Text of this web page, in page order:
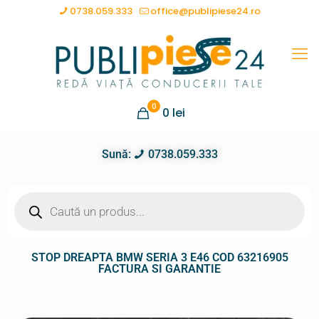
0738.059.333 office@publipiese24.ro
0 0 lei
Sună: 0738.059.333
STOP DREAPTA BMW SERIA 3 E46 COD 63216905
FACTURA SI GARANTIE